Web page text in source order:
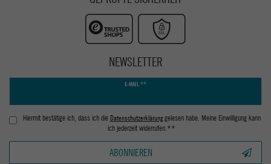
NEWSLETTER
E-MAIL **
Hiermit bestätige ich, dass ich die Daten­schutz­erklärunggelesen habe. Meine Einwilligung kann
ich jederzeit widerrufen.**
ABONNIEREN